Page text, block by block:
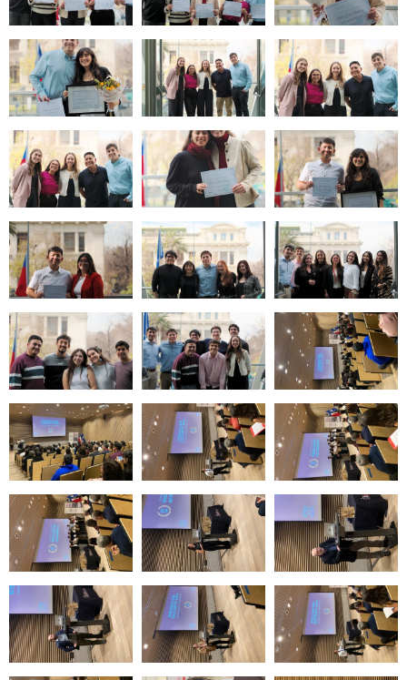
Zoom Zoom Zoom
Zoom Zoom Zoom
Zoom Zoom Zoom
Zoom Zoom Zoom
Zoom Zoom Zoom
Zoom Zoom Zoom
Zoom Zoom Zoom